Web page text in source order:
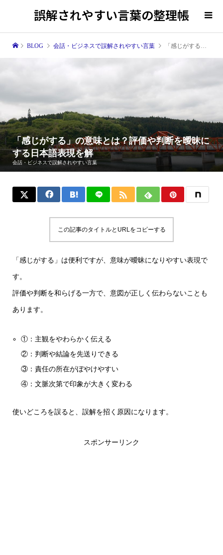
誤解されやすい言葉の整理帳
BLOG 会話・ビジネスで誤解されやすい言葉 「感じがする」の意味とは？評価や判断を曖昧にする日本語表現を解
「感じがする」の意味とは？評価や判断を曖昧に
する日本語表現を解
会話・ビジネスで誤解されやすい言葉
この記事のタイトルとURLをコピーする
「感じがする」は便利ですが、意味が曖昧になりやすい表現で
す。
評価や判断を和らげる一方で、意図が正しく伝わらないことも
あります。
①：主観をやわらかく伝える
②：判断や結論を先送りできる
③：責任の所在がぼやけやすい
④：文脈次第で印象が大きく変わる
使いどころを誤ると、誤解を招く原因になります。
スポンサーリンク